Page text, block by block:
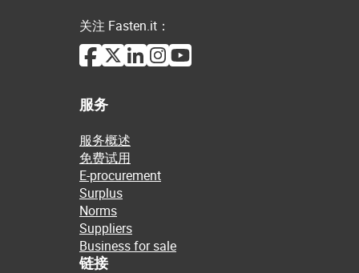
关注 Fasten.it：
服务
服务概述
免费试用
E-procurement
Surplus
Norms
Suppliers
Business for sale
链接